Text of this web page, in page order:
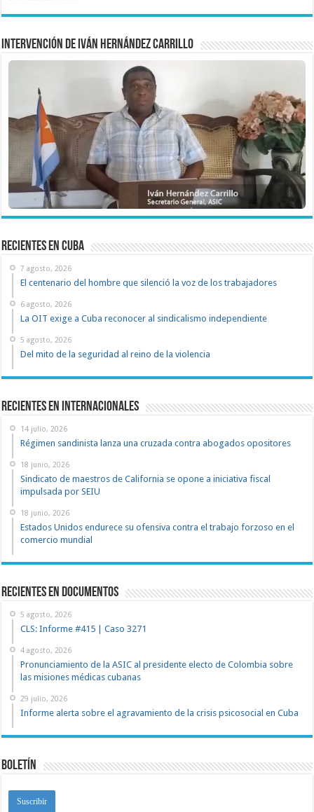
Intervención de Iván Hernández Carrillo
recientes en cuba
7 agosto, 2026
El centenario del hombre que silenció la voz de los trabajadores
6 agosto, 2026
La OIT exige a Cuba reconocer al sindicalismo independiente
5 agosto, 2026
Del mito de la seguridad al reino de la violencia
Recientes en Internacionales
14 julio, 2026
Régimen sandinista lanza una cruzada contra abogados opositores
18 junio, 2026
Sindicato de maestros de California se opone a iniciativa fiscal
impulsada por SEIU
18 junio, 2026
Estados Unidos endurece su ofensiva contra el trabajo forzoso en el
comercio mundial
recientes en documentos
5 agosto, 2026
CLS: Informe #415 | Caso 3271
4 agosto, 2026
Pronunciamiento de la ASIC al presidente electo de Colombia sobre
las misiones médicas cubanas
29 julio, 2026
Informe alerta sobre el agravamiento de la crisis psicosocial en Cuba
Boletín